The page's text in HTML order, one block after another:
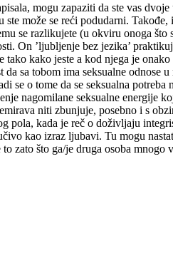
mogu zapaziti da ste vas
može se reći podudarni.
se razlikujete (u okviru onoga
On ’ljubljenje bez jezika’
kako jeste a kod njega je
sa tobom ima seksualne odnose
se o tome da se seksualna
nagomilane seksualne energije
niti zbunjuje, posebno i s
kada je reč o doživljaju
kao izraz ljubavi. Tu mogu
što ga/je druga osoba